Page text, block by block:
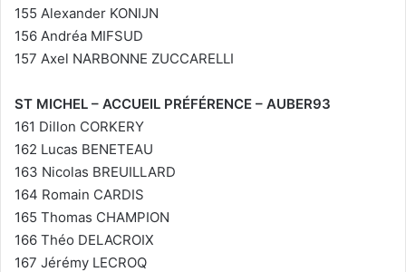
155 Alexander KONIJN
156 Andréa MIFSUD
157 Axel NARBONNE ZUCCARELLI
ST MICHEL – ACCUEIL PRÉFÉRENCE – AUBER93
161 Dillon CORKERY
162 Lucas BENETEAU
163 Nicolas BREUILLARD
164 Romain CARDIS
165 Thomas CHAMPION
166 Théo DELACROIX
167 Jérémy LECROQ